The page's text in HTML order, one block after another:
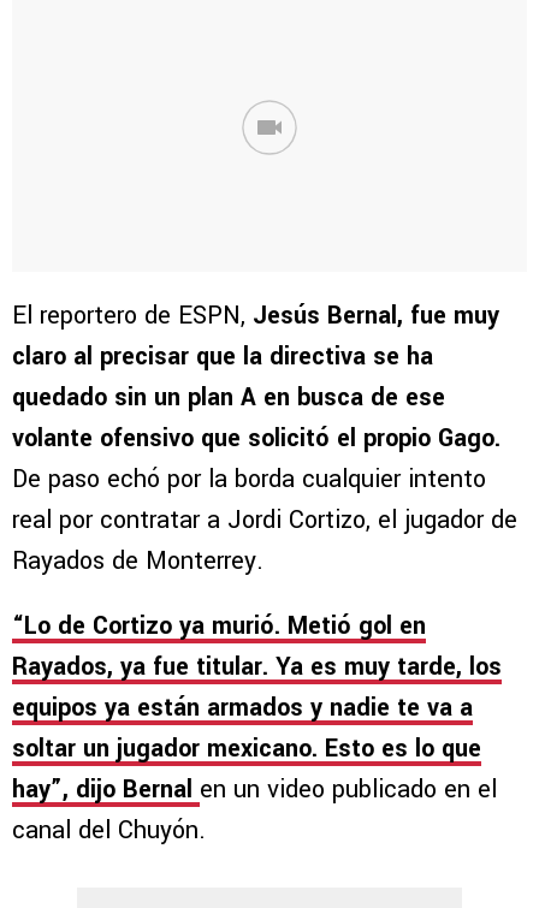
El reportero de ESPN, Jesús Bernal, fue muy
claro al precisar que la directiva se ha
quedado sin un plan A en busca de ese
volante ofensivo que solicitó el propio Gago.
De paso echó por la borda cualquier intento
real por contratar a Jordi Cortizo, el jugador de
Rayados de Monterrey.
“Lo de Cortizo ya murió. Metió gol en
Rayados, ya fue titular. Ya es muy tarde, los
equipos ya están armados y nadie te va a
soltar un jugador mexicano. Esto es lo que
hay”, dijo Bernal en un video publicado en el
canal del Chuyón.